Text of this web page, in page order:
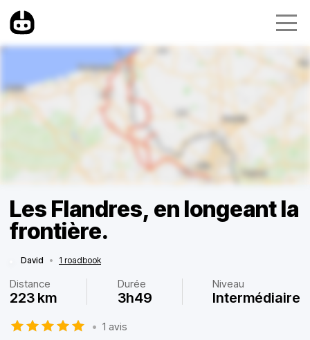
Les Flandres, en longeant la
frontière.
David • 1 roadbook
Distance
223 km
Durée
3h49
Niveau
Intermédiaire
• 1 avis